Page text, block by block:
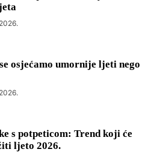
osjećamo umornije ljeti nego
s potpeticom: Trend koji će
ljeto 2026.